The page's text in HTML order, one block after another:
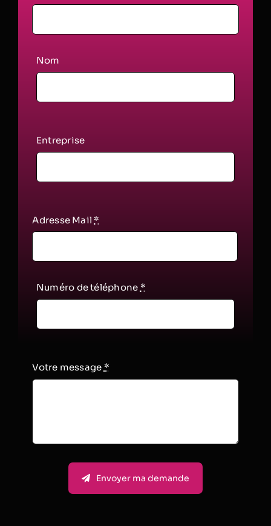
Nom
Entreprise
Adresse Mail *
Numéro de téléphone *
Votre message *
Envoyer ma demande